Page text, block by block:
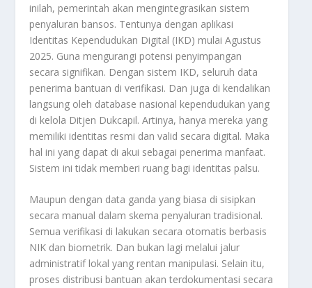
inilah, pemerintah akan mengintegrasikan sistem
penyaluran bansos. Tentunya dengan aplikasi
Identitas Kependudukan Digital (IKD) mulai Agustus
2025. Guna mengurangi potensi penyimpangan
secara signifikan. Dengan sistem IKD, seluruh data
penerima bantuan di verifikasi. Dan juga di kendalikan
langsung oleh database nasional kependudukan yang
di kelola Ditjen Dukcapil. Artinya, hanya mereka yang
memiliki identitas resmi dan valid secara digital. Maka
hal ini yang dapat di akui sebagai penerima manfaat.
Sistem ini tidak memberi ruang bagi identitas palsu.
Maupun dengan data ganda yang biasa di sisipkan
secara manual dalam skema penyaluran tradisional.
Semua verifikasi di lakukan secara otomatis berbasis
NIK dan biometrik. Dan bukan lagi melalui jalur
administratif lokal yang rentan manipulasi. Selain itu,
proses distribusi bantuan akan terdokumentasi secara